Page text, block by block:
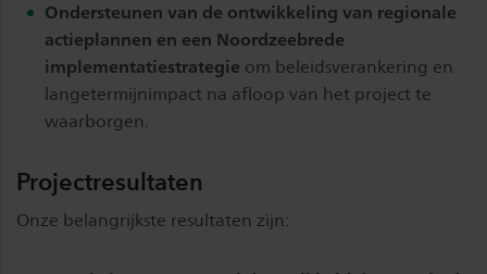
Ondersteunen van de ontwikkeling van regionale
actieplannen en een Noordzeebrede
implementatiestrategie om beleidsverankering en
langetermijnimpact na afloop van het project te
waarborgen.
Projectresultaten
Onze belangrijkste resultaten zijn: